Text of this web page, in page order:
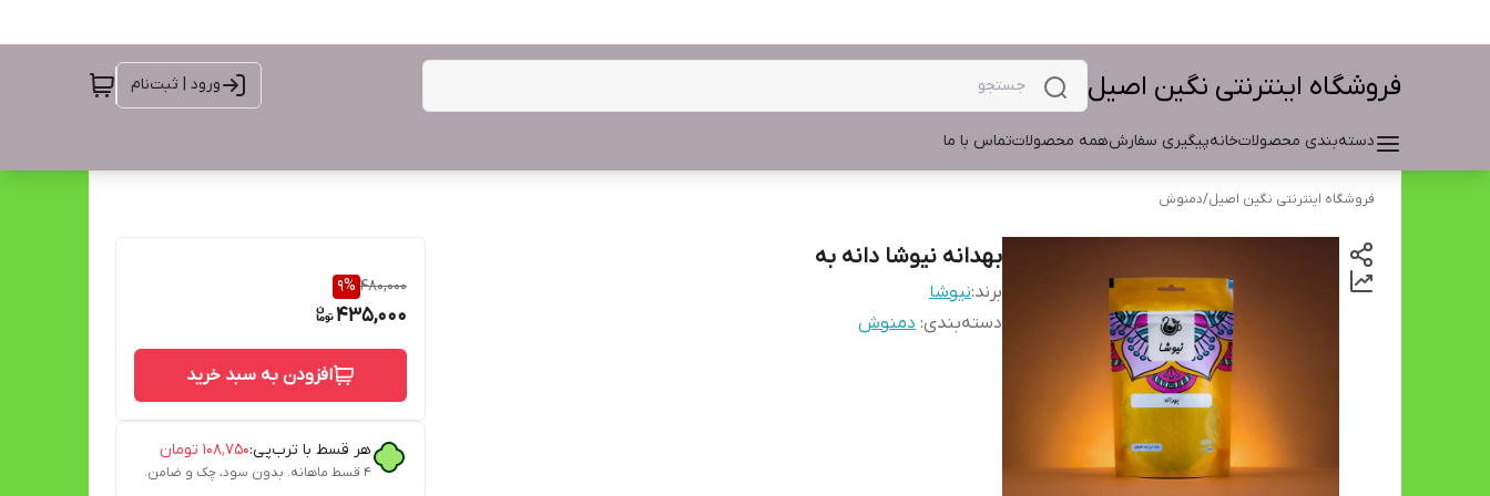
فروشگاه اینترنتی نگین اصیل ورود | ثبت‌نام
دسته‌بندی محصولاتخانهپیگیری سفارشهمه محصولاتتماس با ما
فروشگاه اینترنتی نگین اصیل/دمنوش
بهدانه نیوشا دانه به
برند:نیوشا
دسته‌بندی: دمنوش
480,000
9%
435,000
افزودن به سبد خرید
هر قسط با ترب‌پی:۱۰۸٬۷۵۰ تومان
۴ قسط ماهانه. بدون سود، چک و ضامن.